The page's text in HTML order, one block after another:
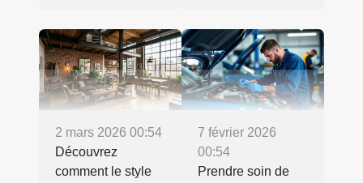
2 mars 2026 00:54
Découvrez
comment le style
7 février 2026
00:54
Prendre soin de